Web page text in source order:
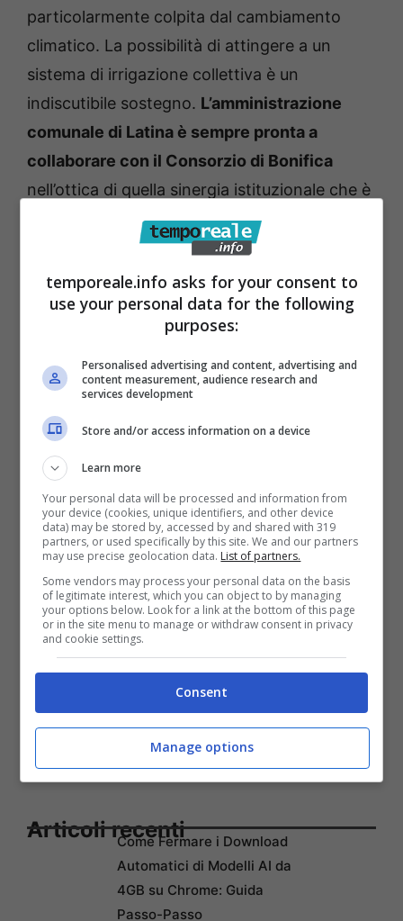
particolarmente colpita dal cambiamento
climatico. La possibilità di attingere a un
sistema di irrigazione collettiva è un
indiscutibile sostegno. L’amministrazione
comunale di Latina è sempre pronta a
collaborare con il Consorzio di Bonifica
nell’ottica di quella sinergia istituzionale che è
indispensabile per lo sviluppo del territorio” –
lo dichiara Matilde Celentano, sindaco di
Latina, presente alla conferenza stampa di
questa mattina in Prefettura.
Articoli recentiCome Fermare i Download
Automatici di Modelli AI da
4GB su Chrome: Guida
Passo-Passo
temporeale.info asks for your consent to
use your personal data for the following
purposes:
Personalised advertising and content, advertising and
content measurement, audience research and
services development
Store and/or access information on a device
Learn more
Your personal data will be processed and information from
your device (cookies, unique identifiers, and other device
data) may be stored by, accessed by and shared with 319
partners, or used specifically by this site. We and our partners
may use precise geolocation data. List of partners.
Some vendors may process your personal data on the basis
of legitimate interest, which you can object to by managing
your options below. Look for a link at the bottom of this page
or in the site menu to manage or withdraw consent in privacy
and cookie settings.
Consent
Manage options